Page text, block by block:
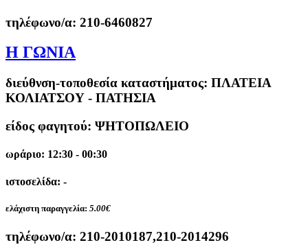
τηλέφωνο/α: 210-6460827
Η ΓΩΝΙΑ
διεύθνση-τοποθεσία καταστήματος: ΠΛΑΤΕΙΑ
ΚΟΛΙΑΤΣΟΥ - ΠΑΤΗΣΙΑ
είδος φαγητού: ΨΗΤΟΠΩΛΕΙΟ
ωράριο: 12:30 - 00:30
ιστοσελίδα: -
ελάχιστη παραγγελία: 5.00€
τηλέφωνο/α: 210-2010187,210-2014296